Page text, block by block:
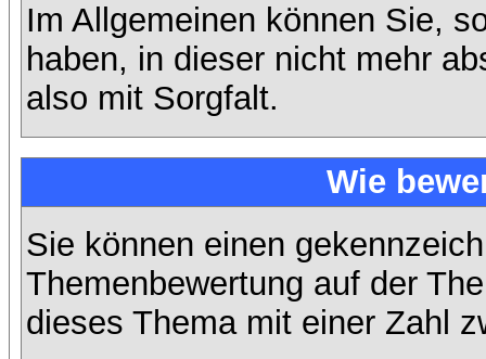
Im Allgemeinen können Sie,
haben, in dieser nicht mehr
also mit Sorgfalt.
Wie
Sie können einen
Themenbewertung auf der
dieses Thema mit einer Zahl